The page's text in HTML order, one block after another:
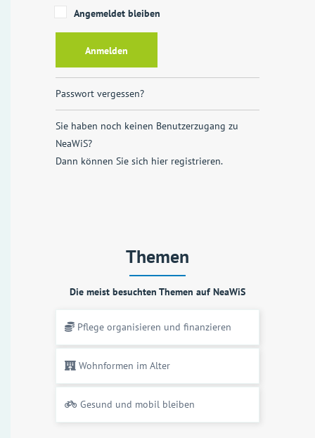
Angemeldet bleiben
Passwort vergessen?
Sie haben noch keinen Benutzerzugang zu
NeaWiS?
Dann können Sie sich hier registrieren.
Themen
Die meist besuchten Themen auf NeaWiS
Pflege organisieren und finanzieren
Wohnformen im Alter
Gesund und mobil bleiben